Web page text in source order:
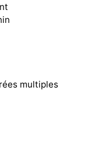
multiples